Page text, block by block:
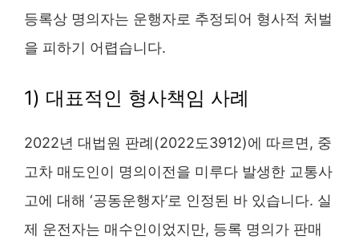
등록상 명의자는 운행자로 추정되어 형사적 처벌
을 피하기 어렵습니다.
1) 대표적인 형사책임 사례
2022년 대법원 판례(2022도3912)에 따르면, 중
고차 매도인이 명의이전을 미루다 발생한 교통사
고에 대해 ‘공동운행자’로 인정된 바 있습니다. 실
제 운전자는 매수인이었지만, 등록 명의가 판매